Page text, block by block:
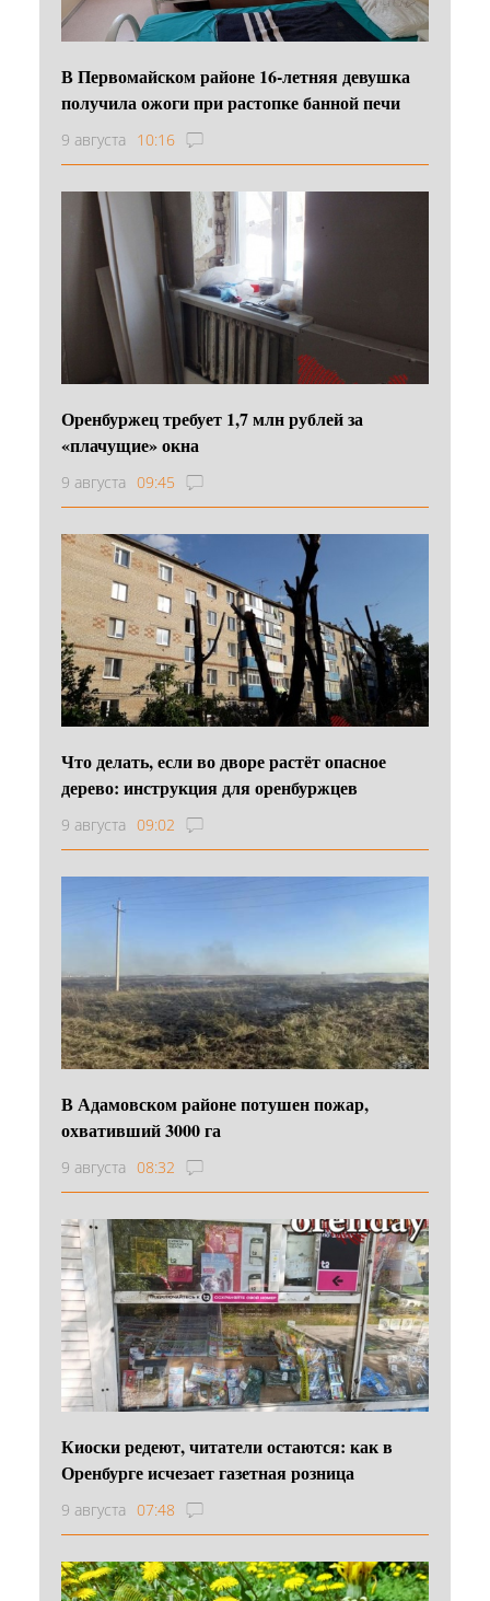
В Первомайском районе 16‑летняя девушка
получила ожоги при растопке банной печи
9 августа 10:16
Оренбуржец требует 1,7 млн рублей за
«плачущие» окна
9 августа 09:45
Что делать, если во дворе растёт опасное
дерево: инструкция для оренбуржцев
9 августа 09:02
В Адамовском районе потушен пожар,
охвативший 3000 га
9 августа 08:32
Киоски редеют, читатели остаются: как в
Оренбурге исчезает газетная розница
9 августа 07:48